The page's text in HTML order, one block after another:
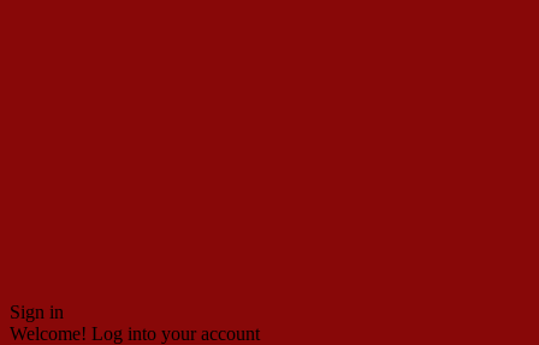
Sign in
Welcome! Log into your account